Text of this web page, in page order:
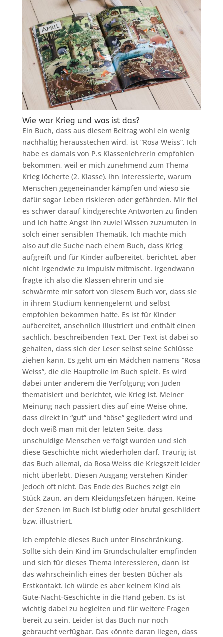
Wie war Krieg und was ist das?
Ein Buch, dass aus diesem Beitrag wohl ein wenig
nachhaltig herausstechen wird, ist “Rosa Weiss”. Ich
habe es damals von P.s Klassenlehrerin empfohlen
bekommen, weil er mich zunehmend zum Thema
Krieg löcherte (2. Klasse). Ihn interessierte, warum
Menschen gegeneinander kämpfen und wieso sie
dafür sogar Leben riskieren oder gefährden. Mir fiel
es schwer darauf kindgerechte Antworten zu finden
und ich hatte Angst ihn zuviel Wissen zuzumuten in
solch einer sensiblen Thematik. Ich machte mich
also auf die Suche nach einem Buch, dass Krieg
aufgreift und für Kinder aufbereitet, berichtet, aber
nicht irgendwie zu impulsiv mitmischt. Irgendwann
fragte ich also die Klassenlehrerin und sie
schwärmte mir sofort von diesem Buch vor, dass sie
in ihrem Studium kennengelernt und selbst
empfohlen bekommen hatte. Es ist für Kinder
aufbereitet, ansehnlich illustriert und enthält einen
sachlich, beschreibenden Text. Der Text ist dabei so
gehalten, dass sich der Leser selbst seine Schlüsse
ziehen kann. Es geht um ein Mädchen namens “Rosa
Weiss”, die die Hauptrolle im Buch spielt. Es wird
dabei unter anderem die Verfolgung von Juden
thematisiert und berichtet, wie Krieg ist. Meiner
Meinung nach passiert dies auf eine Weise ohne,
dass direkt in “gut” und “böse” gegliedert wird und
doch weiß man mit der letzten Seite, dass
unschuldige Menschen verfolgt wurden und sich
diese Geschichte nicht wiederholen darf. Traurig ist
das Buch allemal, da Rosa Weiss die Kriegszeit leider
nicht überlebt. Diesen Ausgang verstehen Kinder
jedoch oft nicht. Das Ende des Buches zeigt ein
Stück Zaun, an dem Kleidungsfetzen hängen. Keine
der Szenen im Buch ist blutig oder brutal geschildert
bzw. illustriert.
Ich empfehle dieses Buch unter Einschränkung.
Sollte sich dein Kind im Grundschulalter empfinden
und sich für dieses Thema interessieren, dann ist
das wahrscheinlich eines der besten Bücher als
Erstkontakt. Ich würde es aber keinem Kind als
Gute-Nacht-Geschichte in die Hand geben. Es ist
wichtig dabei zu begleiten und für weitere Fragen
bereit zu sein. Leider ist das Buch nur noch
gebraucht verfügbar. Das könnte daran liegen, dass